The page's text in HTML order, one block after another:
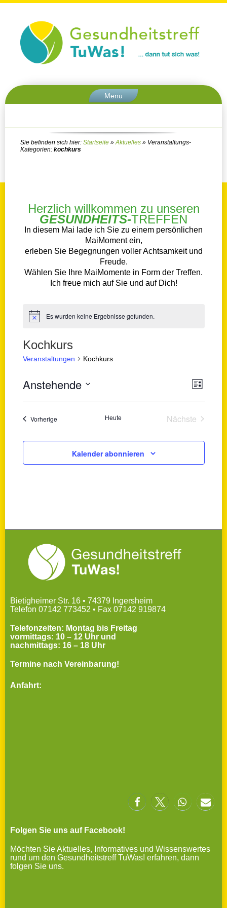
Menu
Sie befinden sich hier: Startseite » Aktuelles » Veranstaltungs-
Kategorien: kochkurs
Herzlich willkommen zu unseren
GESUNDHEITS-TREFFEN
In diesem Mai lade ich Sie zu einem persönlichen
MaiMoment ein,
erleben Sie Begegnungen voller Achtsamkeit und
Freude.
Wählen Sie Ihre MaiMomente in Form der Treffen.
Ich freue mich auf Sie und auf Dich!
HinweisEs wurden keine Ergebnisse gefunden.
Kochkurs
Veranstaltungen Kochkurs
Liste
Anstehende
VorherigeVeranstaltungen Heute
Nächste
Kalender abonnieren
Bietigheimer Str. 16 • 74379 Ingersheim
Telefon 07142 773452 • Fax 07142 919874
Telefonzeiten: Montag bis Freitag
vormittags: 10 – 12 Uhr und
nachmittags: 16 – 18 Uhr
Termine nach Vereinbarung!
Anfahrt:
Folgen Sie uns auf Facebook!
Möchten Sie Aktuelles, Informatives und Wissenswertes
rund um den Gesundheitstreff TuWas! erfahren, dann
folgen Sie uns.